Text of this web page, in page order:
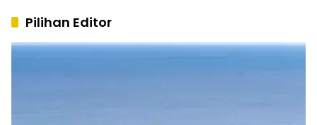
Pilihan Editor